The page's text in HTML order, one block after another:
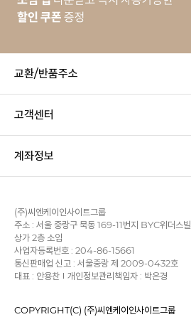
교환/반품주소
고객센터
계좌정보
(주)씨엔케이인사이트그룹
주소 : 서울 중랑구 묵동 169-11번지 BYC위더스빌
상가 2층 소임
사업자등록번호 : 204-86-15661
통신판매업 신고 : 서울중랑 제 2009-0432호
대표 : 안용찬
개인정보관리책임자 : 박은경
COPYRIGHT(C) (주)씨엔케이인사이트그룹